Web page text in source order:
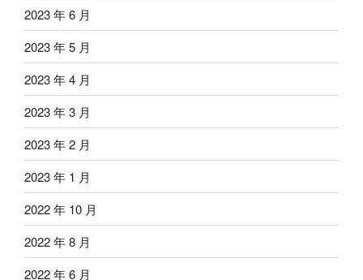
2023 年 6 月
2023 年 5 月
2023 年 4 月
2023 年 3 月
2023 年 2 月
2023 年 1 月
2022 年 10 月
2022 年 8 月
2022 年 6 月